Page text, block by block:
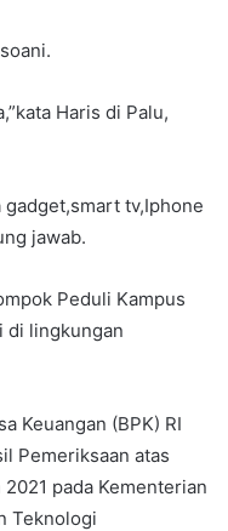
Haris di Palu,
tv,Iphone
jawab.
Peduli Kampus
di lingkungan
Keuangan (BPK) RI
Pemeriksaan atas
pada Kementerian
Teknologi